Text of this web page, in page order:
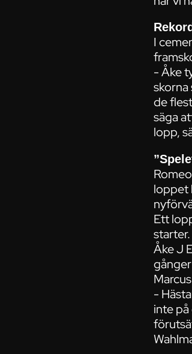
I
- Åke
skorna
de
säga
lopp,
loppet
Ett
Åke J
-
inte